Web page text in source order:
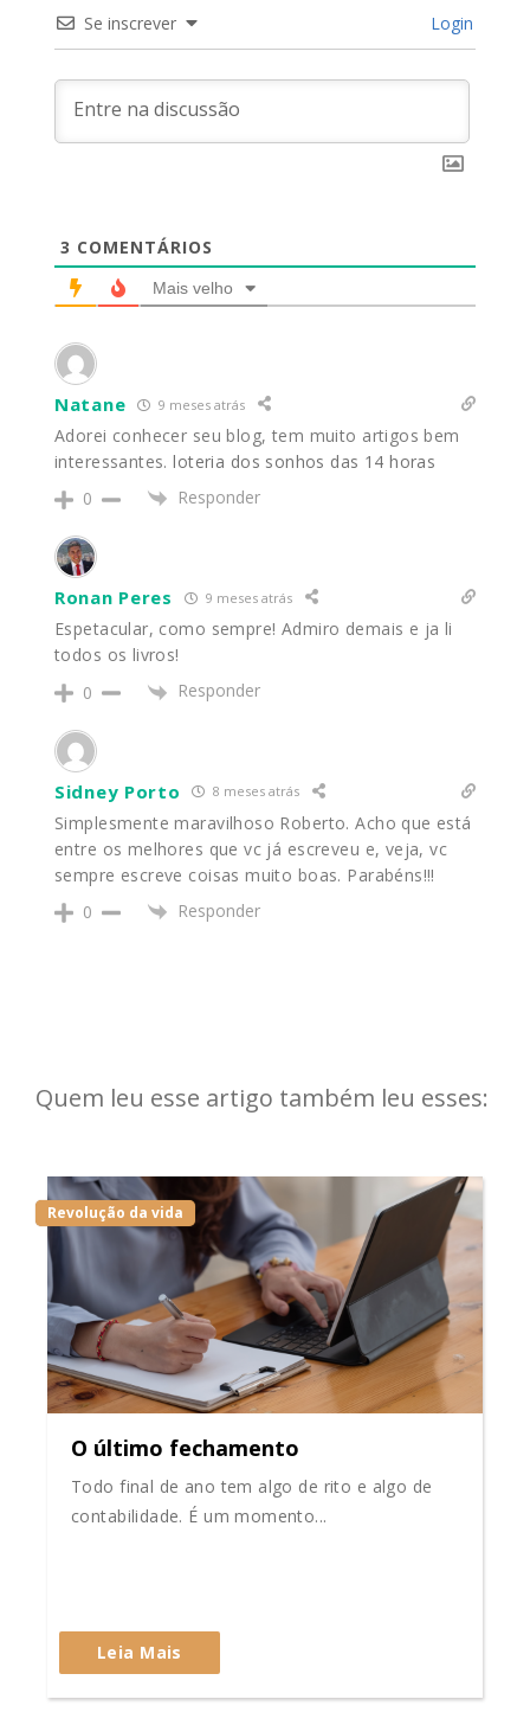
Se inscrever Login
3 COMENTÁRIOS
Mais velho
Natane 9 meses atrás
Adorei conhecer seu blog, tem muito artigos bem
interessantes.loteria dos sonhos das 14 horas
0
Responder
Ronan Peres 9 meses atrás
Espetacular, como sempre! Admiro demais e ja li
todos os livros!
0
Responder
Sidney Porto 8 meses atrás
Simplesmente maravilhoso Roberto. Acho que está
entre os melhores que vc já escreveu e, veja, vc
sempre escreve coisas muito boas. Parabéns!!!
0
Responder
Quem leu esse artigo também leu esses:
Revolução da vida
O último fechamento
Todo final de ano tem algo de rito e algo de
contabilidade. É um momento...
Leia Mais